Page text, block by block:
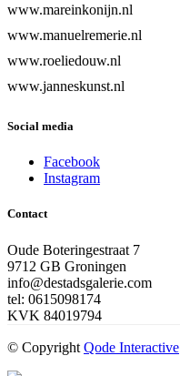
www.mareinkonijn.nl
www.manuelremerie.nl
www.roeliedouw.nl
www.janneskunst.nl
Social media
Facebook
Instagram
Contact
Oude Boteringestraat 7
9712 GB Groningen
info@destadsgalerie.com
tel: 0615098174
KVK 84019794
© Copyright Qode Interactive